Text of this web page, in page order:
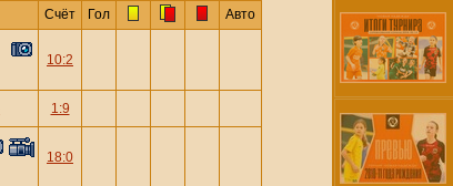
Счёт Гол Авто
10:2
1:9
18:0